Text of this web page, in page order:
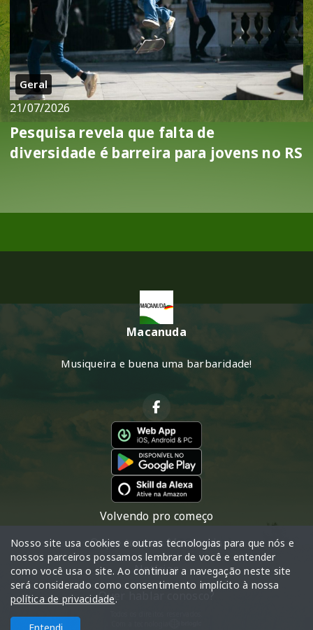
Geral
21/07/2026
Pesquisa revela que falta de
diversidade é barreira para jovens no RS
Macanuda
Musiqueira e buena uma barbaridade!
Volvendo pro começo
O que toca na Macanuda
Notícias
Quer hablar conosco?
Nosso site usa cookies e outras tecnologias para que nós e
nossos parceiros possamos lembrar de você e entender
como você usa o site. Ao continuar a navegação neste site
será considerado como consentimento implícito à nossa
política de privacidade.